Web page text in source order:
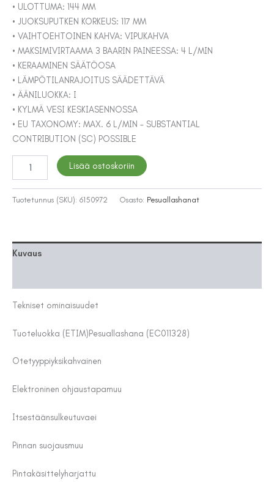
• ULOTTUMA: 144 MM
• JUOKSUPUTKEN KORKEUS: 117 MM
• VAIHTOEHTOINEN KAHVA: VIPUKAHVA
• MAKSIMIVIRTAAMA 3 BAARIN PAINEESSA: 4 L/MIN
• KERAAMINEN SÄÄTÖOSA
• LÄMPÖTILANRAJOITUS SÄÄDETTÄVÄ
• ÄÄNILUOKKA: I
• KYLMÄ VESI KESKIASENNOSSA
• EU TAXONOMY: MAX. 6 L/MIN – SUBSTANTIAL
CONTRIBUTION (SC) POSSIBLE
PESUALLASHANA
HANSGROHE
TECTURIS
määrä
Lisää ostoskoriin
Tuotetunnus (SKU): 6150972 Osasto: Pesuallashanat
Kuvaus
Tekniset ominaisuudet
Tuoteluokka (ETIM)Pesuallashana (EC011328)
Otetyyppiyksikahvainen
Elektroninen ohjaustapamuu
Itsestäänsulkeutuvaei
Pinnan suojausmuu
Pintakäsittelyharjattu